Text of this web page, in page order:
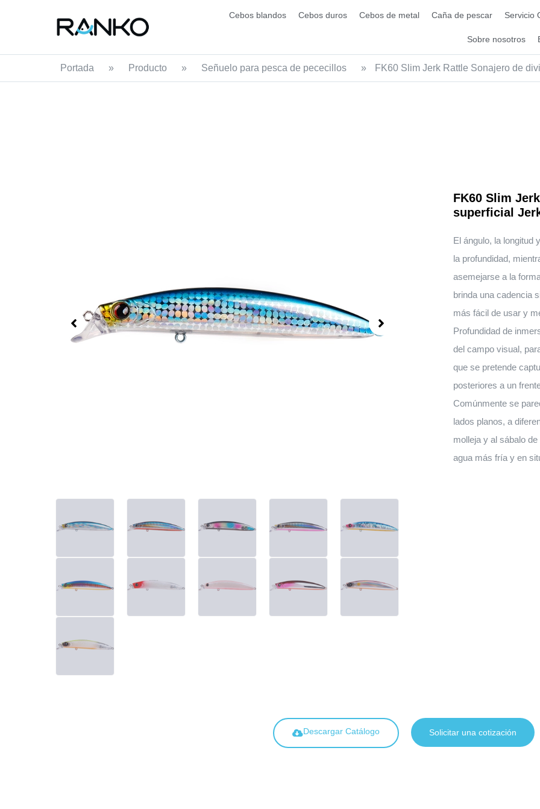
Cebos blandos Cebos duros Cebos de metal Caña de pescar Servicio
Sobre nosotros
Portada » Producto » Señuelo para pesca de pececillos » FK60 Slim Jerk Rattle Sonajero de
FK60 Slim
superficial
El ángulo, la longitud
la profundidad,
asemejarse a la
brinda una cadencia
más fácil de usar y
Profundidad de
del campo visual,
que se pretende
posteriores a un
Comúnmente se
lados planos, a
molleja y al sábalo
agua más fría y en
Descargar Catálogo Solicitar una cotización